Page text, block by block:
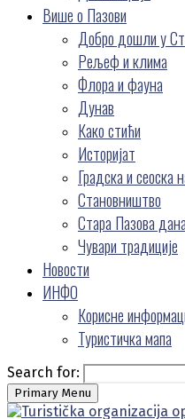
Више о Пазови
Добро дошли у
Рељеф и клима
Флора и фауна
Дунав
Како стићи
Историјат
Градска и сеоска
Становништво
Стара Пазова
Чувари традиције
Новости
ИНФО
Корисне
Туристичка мапа
Search for:
Primary Menu